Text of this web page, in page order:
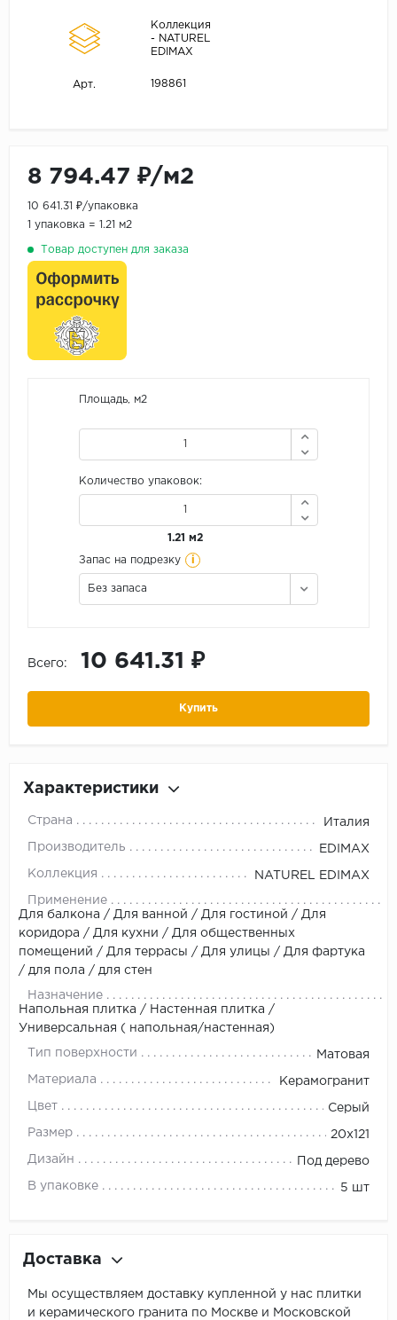
Коллекция
- NATUREL
EDIMAX
Арт. 198861
8 794.47 ₽/м2
10 641.31 ₽/упаковка
1 упаковка = 1.21 м2
Товар доступен для заказа
Площадь, м2
Количество упаковок:
1.21 м2
Запас на подрезку i
Без запаса
Всего: 10 641.31 ₽
Купить
Характеристики
Страна Италия
Производитель EDIMAX
Коллекция NATUREL EDIMAX
Применение
Для балкона / Для ванной / Для гостиной / Для
коридора / Для кухни / Для общественных
помещений / Для террасы / Для улицы / Для фартука
/ для пола / для стен
Назначение
Напольная плитка / Настенная плитка /
Универсальная ( напольная/настенная)
Тип поверхности Матовая
Материала Керамогранит
Цвет Серый
Размер 20x121
Дизайн Под дерево
В упаковке 5 шт
Доставка
Мы осуществляем доставку купленной у нас плитки
и керамического гранита по Москве и Московской